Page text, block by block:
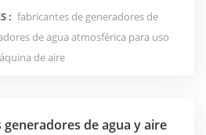
(AWG), una tecnología
relación c...
: fabricantes de generadores de
de agua atmosférica para uso
de aire
de agua y aire